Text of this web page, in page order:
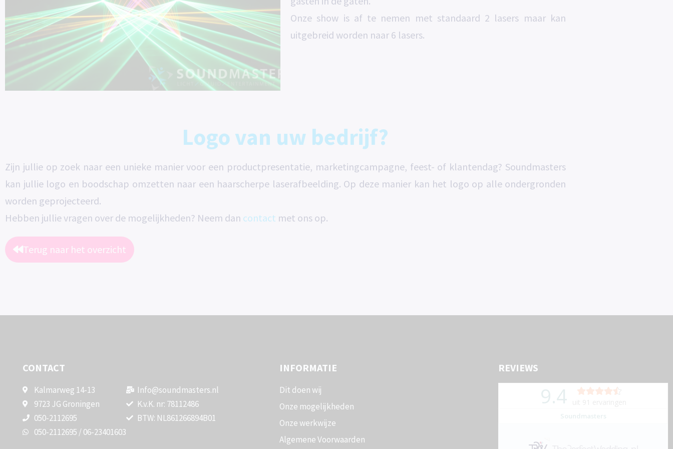
Onze show is af te nemen met standaard 2 lasers maar kan
uitgebreid worden naar 6 lasers.
Logo van uw bedrijf?
Zijn jullie op zoek naar een unieke manier voor een productpresentatie, marketingcampagne, feest- of klantendag? Soundmasters
kan jullie logo en boodschap omzetten naar een haarscherpe laserafbeelding. Op deze manier kan het logo op alle ondergronden
worden geprojecteerd.
Hebben jullie vragen over de mogelijkheden? Neem dan contact met ons op.
Terug naar het overzicht
CONTACT
Kalmarweg 14-13
9723 JG Groningen
050-2112695
050-2112695 / 06-23401603
Info@soundmasters.nl
K.v.K. nr: 78112486
BTW: NL861266894B01
INFORMATIE
Dit doen wij
Onze mogelijkheden
Onze werkwijze
Algemene Voorwaarden
REVIEWS